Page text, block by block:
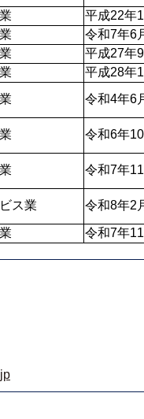
平成22年
令和7年6
平成27年
平成28年
令和4年6
令和6年
令和7年
ス業 令和8年2
令和7年